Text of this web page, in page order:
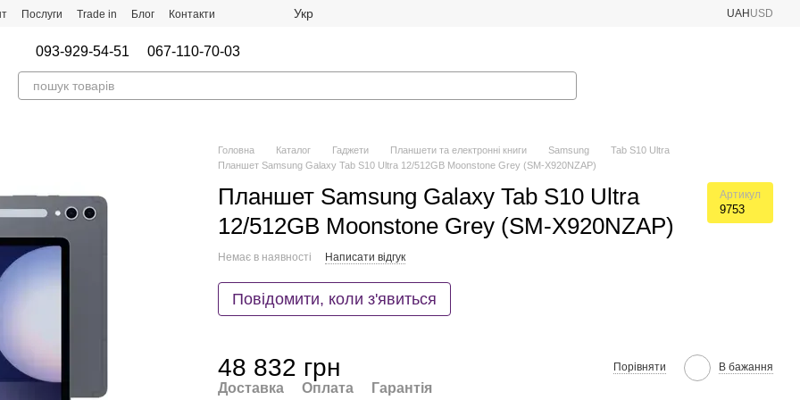
Послуги Trade in Блог Контакти Укр UAH USD
093-929-54-51 067-110-70-03
Головна Каталог Гаджети Планшети та електронні книги Samsung
Tab S10 Ultra
Планшет Samsung Galaxy Tab S10 Ultra 12/512GB Moonstone Grey (SM-X920NZAP)
Планшет Samsung Galaxy Tab S10 Ultra
12/512GB Moonstone Grey (SM-X920NZAP)
Артикул
9753
Немає в наявності Написати відгук
Повідомити, коли з'явиться
48 832 грн Порівняти В бажання
Доставка Оплата Гарантія